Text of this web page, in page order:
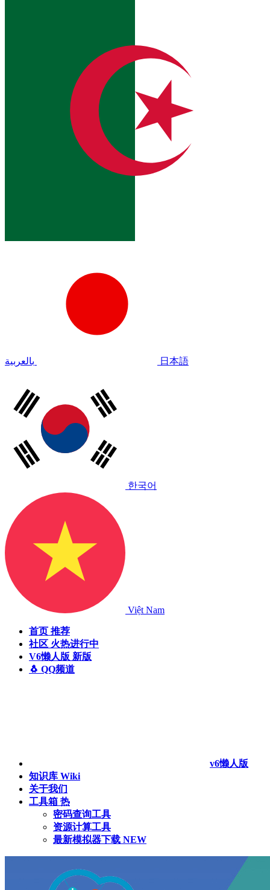
بالعربية 日本語
한국어
Việt Nam
首页 推荐
社区 火热进行中
V6懒人版 新版
🐧 QQ频道
v6懒人版
知识库 Wiki
关于我们
工具箱 热
密码查询工具
资源计算工具
最新模拟器下载 NEW